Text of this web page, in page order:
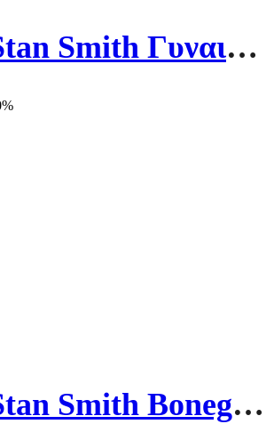
Adidas Stan Smith Γυναικεία Sneakers ΕF6876 Λευκό
Adidas Stan Smith Bonega Sneakers GY1493 Cloud White / Cloud White / Gold Metallic